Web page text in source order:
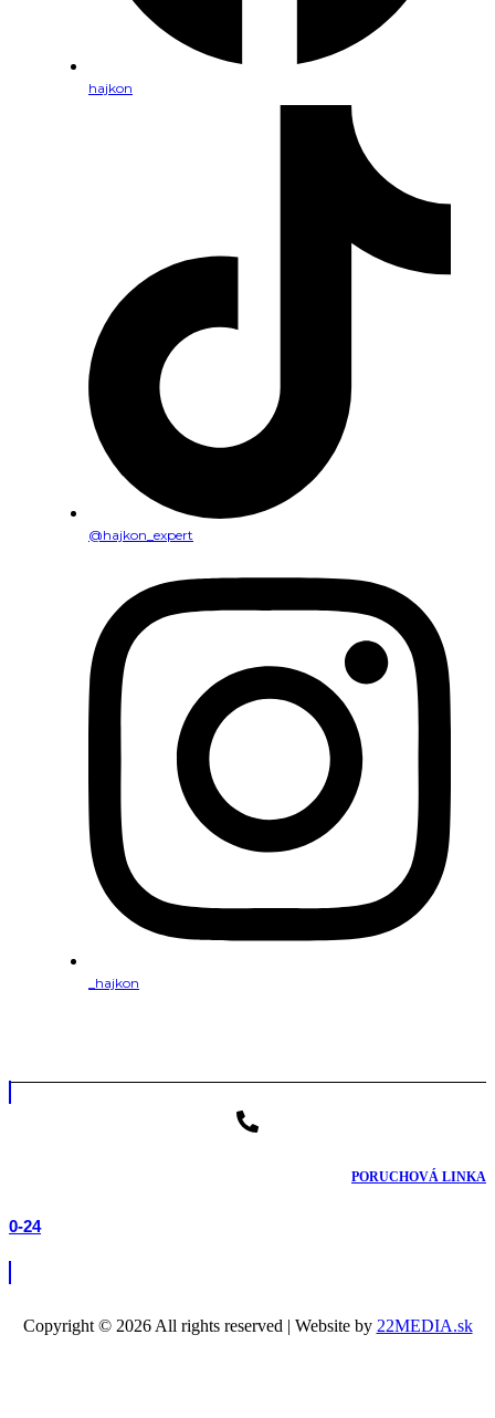
hajkon
@hajkon_expert
_hajkon
PORUCHOVÁ LINKA
0-24
Copyright © 2026 All rights reserved | Website by 22MEDIA.sk